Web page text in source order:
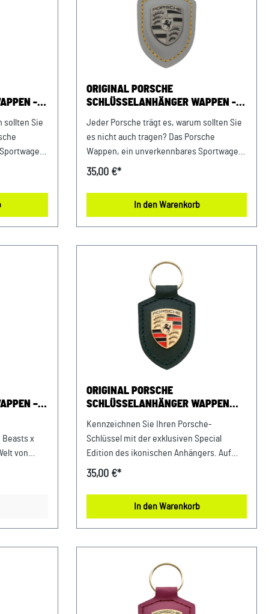
Pflegehinweise: 100% LederNur mit einem
feuchten Microfasertuch abwischen.
Farbe: Shadegreen Verkauf und Versand
durch: AVP Sportwagen GmbHPorsche
Zentrum NiederbayernFerdinand-
Ident.-Nr.: DE812582425
-
sollten Sie
Passend
in
und
GmbH
Plattling
ORIGINAL PORSCHE
SCHLÜSSELANHÄNGER WAPPEN -
Jeder Porsche trägt es, warum sollten Sie
es nicht auch tragen? Das Porsche
Wappen, ein unverkennbares Sportwagen-
Statement für Ihren Schlüssel. Details:
Kreide Mit Turbonit-Wappen und
Edelstahl-Spaltring Naht in kontrastreicher
% Stahl/ 11 % Leder Pflegehinweise: Nur
mit einem feuchten Microfasertuch
abwischen Farbe: Achatgraumetallic
Verkauf und Versand durch: AVP
Sportwagen GmbH Porsche Zentrum
Niederbayern/Plattling Ferdinand-
Porsche-Straße 1 94447 Plattling USt-
Ident.-Nr.: DE812582425
35,00 €*
In den Warenkorb
–
Beasts x
von
Porsche
um das
Sie
ORIGINAL PORSCHE
SCHLÜSSELANHÄNGER WAPPEN
Kennzeichnen Sie Ihren Porsche-
Schlüssel mit der exklusiven Special
Edition des ikonischen Anhängers. Auf
einer Seite das berühmte, Porsche-
75 Jahre Porsche Sportwagen auf den
Punkt bringt: „Driven by Dreams“. Details:
Echtleder Schriftzüge „Driven by Dreams“
und „Special Edition“ rückseitig Metallring
passt zu alle Porsche Schlüssel Made in
35,00 €*
In den Warenkorb